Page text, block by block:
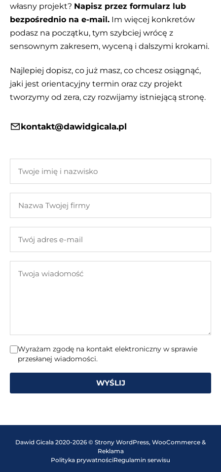
własny projekt? Napisz przez formularz lub
bezpośrednio na e-mail. Im więcej konkretów
podasz na początku, tym szybciej wrócę z
sensownym zakresem, wyceną i dalszymi krokami.
Najlepiej dopisz, co już masz, co chcesz osiągnąć,
jaki jest orientacyjny termin oraz czy projekt
tworzymy od zera, czy rozwijamy istniejącą stronę.
kontakt@dawidgicala.pl
imię
nazwisko
Twojej
adres
mail
wiadomość
Wyrażam zgodę na kontakt elektroniczny w sprawie
przesłanej wiadomości.
WYŚLIJ
Dawid Gicala 2020-2026 © Strony WordPress, WooCommerce &
Reklama
Polityka prywatnościRegulamin serwisu